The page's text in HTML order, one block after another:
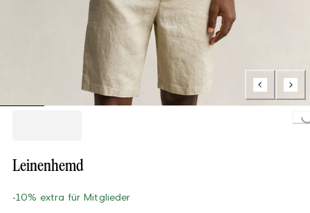
Loading...
Leinenhemd
-10% extra für Mitglieder